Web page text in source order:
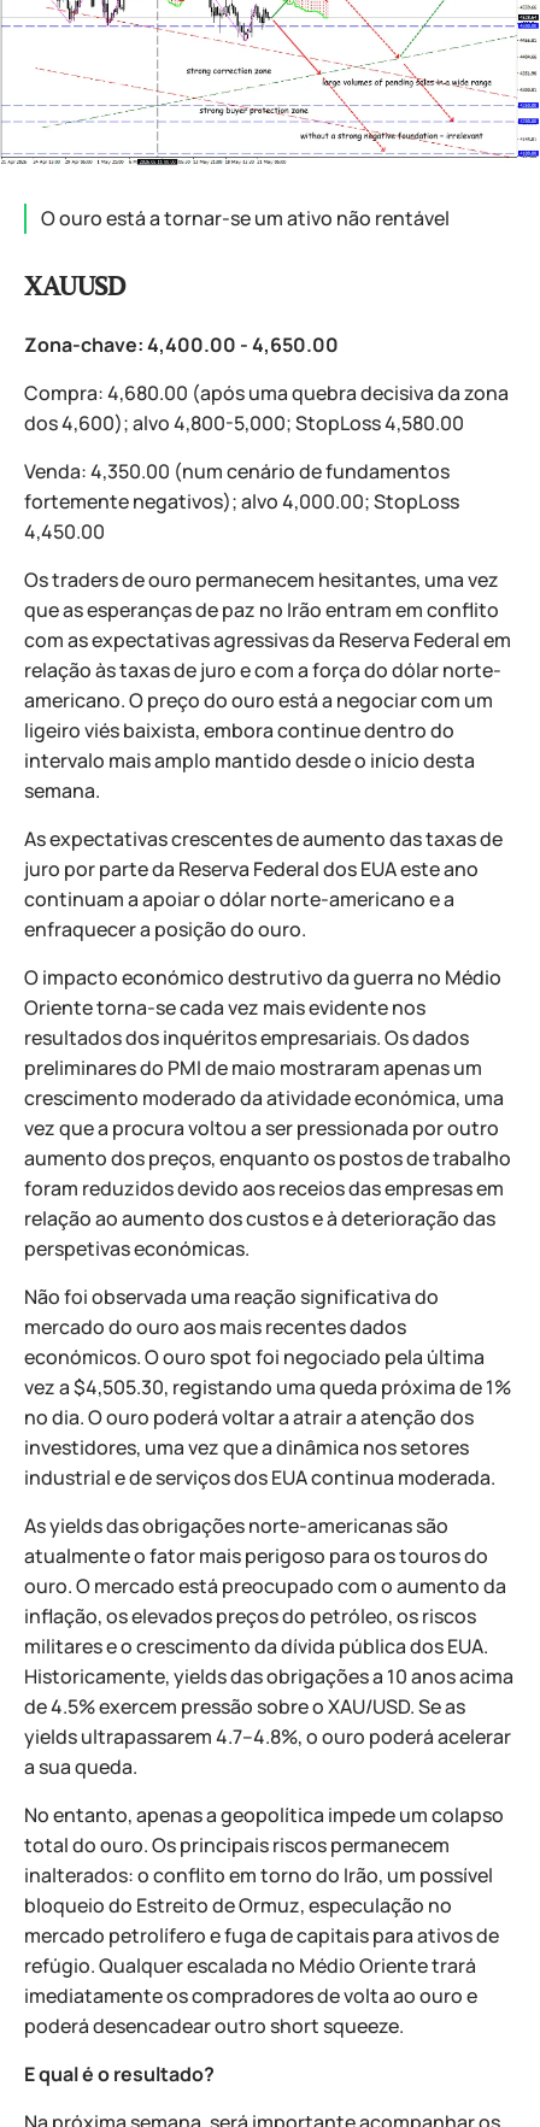
O ouro está a tornar-se um ativo não rentável
XAUUSD
Zona-chave: 4,400.00 - 4,650.00
Compra: 4,680.00 (após uma quebra decisiva da zona
dos 4,600); alvo 4,800-5,000; StopLoss 4,580.00
Venda: 4,350.00 (num cenário de fundamentos
fortemente negativos); alvo 4,000.00; StopLoss
4,450.00
Os traders de ouro permanecem hesitantes, uma vez
que as esperanças de paz no Irão entram em conflito
com as expectativas agressivas da Reserva Federal em
relação às taxas de juro e com a força do dólar norte-
americano. O preço do ouro está a negociar com um
ligeiro viés baixista, embora continue dentro do
intervalo mais amplo mantido desde o início desta
semana.
As expectativas crescentes de aumento das taxas de
juro por parte da Reserva Federal dos EUA este ano
continuam a apoiar o dólar norte-americano e a
enfraquecer a posição do ouro.
O impacto económico destrutivo da guerra no Médio
Oriente torna-se cada vez mais evidente nos
resultados dos inquéritos empresariais. Os dados
preliminares do PMI de maio mostraram apenas um
crescimento moderado da atividade económica, uma
vez que a procura voltou a ser pressionada por outro
aumento dos preços, enquanto os postos de trabalho
foram reduzidos devido aos receios das empresas em
relação ao aumento dos custos e à deterioração das
perspetivas económicas.
Não foi observada uma reação significativa do
mercado do ouro aos mais recentes dados
económicos. O ouro spot foi negociado pela última
vez a $4,505.30, registando uma queda próxima de 1%
no dia. O ouro poderá voltar a atrair a atenção dos
investidores, uma vez que a dinâmica nos setores
industrial e de serviços dos EUA continua moderada.
As yields das obrigações norte-americanas são
atualmente o fator mais perigoso para os touros do
ouro. O mercado está preocupado com o aumento da
inflação, os elevados preços do petróleo, os riscos
militares e o crescimento da dívida pública dos EUA.
Historicamente, yields das obrigações a 10 anos acima
de 4.5% exercem pressão sobre o XAU/USD. Se as
yields ultrapassarem 4.7–4.8%, o ouro poderá acelerar
a sua queda.
No entanto, apenas a geopolítica impede um colapso
total do ouro. Os principais riscos permanecem
inalterados: o conflito em torno do Irão, um possível
bloqueio do Estreito de Ormuz, especulação no
mercado petrolífero e fuga de capitais para ativos de
refúgio. Qualquer escalada no Médio Oriente trará
imediatamente os compradores de volta ao ouro e
poderá desencadear outro short squeeze.
E qual é o resultado?